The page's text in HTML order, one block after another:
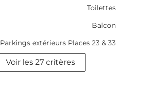
Toilettes
Balcon
Parkings extérieurs Places 23 & 33
Voir les 27 critères